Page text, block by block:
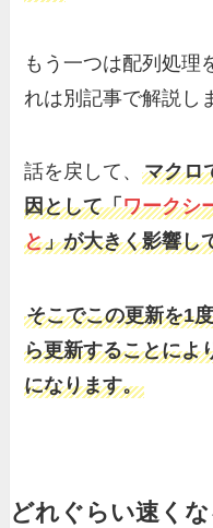
もう一つは配列処理
れは別記事で解説し
話を戻して、マクロ
因として「ワークシ
と」が大きく影響し
そこでこの更新を1
ら更新することによ
になります。
どれぐらい速く